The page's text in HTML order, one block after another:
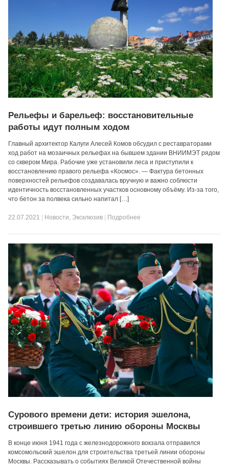
Рельефы и барельеф: восстановительные
работы идут полным ходом
Главный архитектор Калуги Алесей Комов обсудил с реставраторами
ход работ на мозаичных рельефах на бывшем здании ВНИИМЭТ рядом
со сквером Мира. Рабочие уже установили леса и приступили к
восстановлению правого рельефа «Космос». — Фактура бетонных
поверхностей рельефов создавалась вручную и важно соблюсти
идентичность восстановленных участков основному объëму. Из-за того,
что бетон за полвека сильно напитал […]
22.07.2021 Новости, Эксклюзив Подробнее
Сурового времени дети: история эшелона,
строившего третью линию обороны Москвы
В конце июня 1941 года с железнодорожного вокзала отправился
комсомольский эшелон для строительства третьей линии обороны
Москвы. Рассказывать о событиях Великой Отечественной войны